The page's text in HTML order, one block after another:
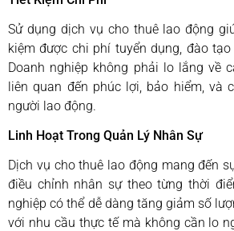
Sử dụng dịch vụ cho thuê lao động
kiệm được chi phí tuyển dụng, đào
Doanh nghiệp không phải lo lắng về
liên quan đến phúc lợi, bảo hiểm, và
người lao động.
Linh Hoạt Trong Quản Lý Nhân Sự
Dịch vụ cho thuê lao động mang đến
điều chỉnh nhân sự theo từng thời
nghiệp có thể dễ dàng tăng giảm số
với nhu cầu thực tế mà không cần lo